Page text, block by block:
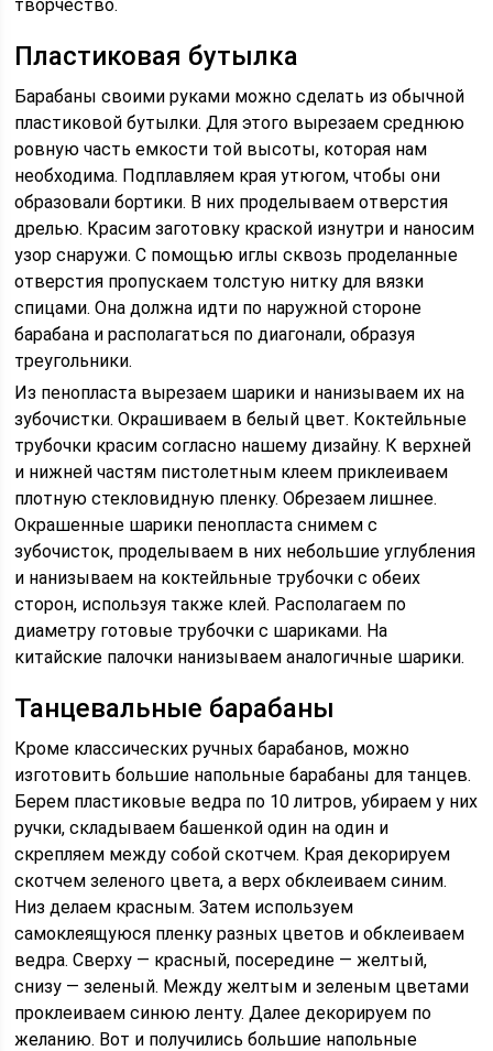
творчество.
Пластиковая бутылка
Барабаны своими руками можно сделать из обычной
пластиковой бутылки. Для этого вырезаем среднюю
ровную часть емкости той высоты, которая нам
необходима. Подплавляем края утюгом, чтобы они
образовали бортики. В них проделываем отверстия
дрелью. Красим заготовку краской изнутри и наносим
узор снаружи. С помощью иглы сквозь проделанные
отверстия пропускаем толстую нитку для вязки
спицами. Она должна идти по наружной стороне
барабана и располагаться по диагонали, образуя
треугольники.
Из пенопласта вырезаем шарики и нанизываем их на
зубочистки. Окрашиваем в белый цвет. Коктейльные
трубочки красим согласно нашему дизайну. К верхней
и нижней частям пистолетным клеем приклеиваем
плотную стекловидную пленку. Обрезаем лишнее.
Окрашенные шарики пенопласта снимем с
зубочисток, проделываем в них небольшие углубления
и нанизываем на коктейльные трубочки с обеих
сторон, используя также клей. Располагаем по
диаметру готовые трубочки с шариками. На
китайские палочки нанизываем аналогичные шарики.
Танцевальные барабаны
Кроме классических ручных барабанов, можно
изготовить большие напольные барабаны для танцев.
Берем пластиковые ведра по 10 литров, убираем у них
ручки, складываем башенкой один на один и
скрепляем между собой скотчем. Края декорируем
скотчем зеленого цвета, а верх обклеиваем синим.
Низ делаем красным. Затем используем
самоклеящуюся пленку разных цветов и обклеиваем
ведра. Сверху — красный, посередине — желтый,
снизу — зеленый. Между желтым и зеленым цветами
проклеиваем синюю ленту. Далее декорируем по
желанию. Вот и получились большие напольные